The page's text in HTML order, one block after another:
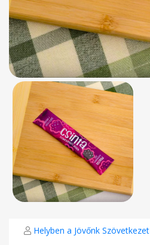
Helyben a Jövőnk Szövetkezet